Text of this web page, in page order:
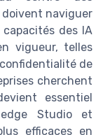
doivent naviguer
des IA
vigueur, telles
de
cherchent
essentiel
Studio et
efficaces en